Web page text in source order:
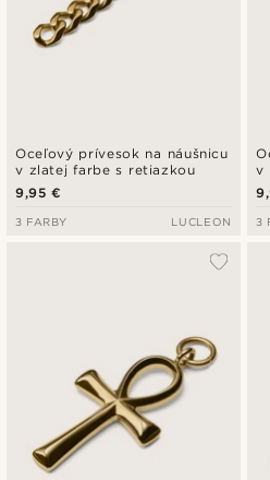
Oceľový prívesok na náušnicu
v zlatej farbe s retiazkou
9,95 €
3 FARBY LUCLEON
v
3